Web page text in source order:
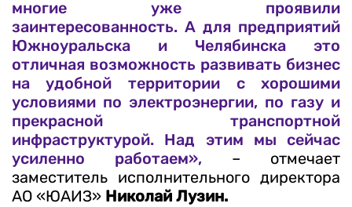
многие уже проявили
заинтересованность. А для предприятий
Южноуральска и Челябинска это
отличная возможность развивать бизнес
на удобной территории с хорошими
условиями по электроэнергии, по газу и
прекрасной транспортной
инфраструктурой. Над этим мы сейчас
усиленно работаем»,– отмечает
заместитель исполнительного директора
АО «ЮАИЗ» Николай Лузин.